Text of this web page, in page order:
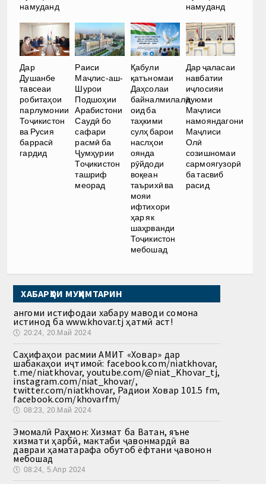
намуданд
намуданд
Дар
Душанбе
тавсеаи
робитаҳои
парлумонии
Тоҷикистон
ва Русия
баррасӣ
гардид
Раиси
Маҷлис-аш-
Шурои
Подшоҳии
Арабистони
Саудӣ бо
сафари
расмӣ ба
Ҷумҳурии
Тоҷикистон
ташриф
меорад
Қабули
қатъномаи
Даҳсолаи
байналмилалӣ
оид ба
таҳкими
сулҳ барои
наслҳои
оянда
рӯйдоди
воқеан
таърихӣ ва
мояи
ифтихори
ҳар як
шаҳрванди
Тоҷикистон
мебошад
Дар ҷаласаи
навбатии
иҷлосияи
дуюми
Маҷлиси
намояндагони
Маҷлиси
Олӣ
созишномаи
сармоягузорӣ
ба тасвиб
расид
ХАБАРҲОИ МУҲИМТАРИН
Ҳангоми истифодаи хабару маводи сомона
истинод ба www.khovar.tj ҳатмӣ аст!
🕔 20:24, 20.Май 2024
Саҳифаҳои расмии АМИТ «Ховар» дар
шабакаҳои иҷтимоӣ: facebook.com/niatkhovar,
t.me/niatkhovar, youtube.com/@niat_Khovar_tj,
instagram.com/niat_khovar/,
twitter.com/niatkhovar, Радиои Ховар 101.5 fm,
facebook.com/khovarfm/
🕔 08:23, 20.Май 2024
Эмомалӣ Раҳмон: Хизмат ба Ватан, яъне
хизмати ҳарбӣ, мактаби ҷавонмардӣ ва
давраи ҳаматарафа обутоб ёфтани ҷавонон
мебошад
🕔 08:24, 5.Апр 2024